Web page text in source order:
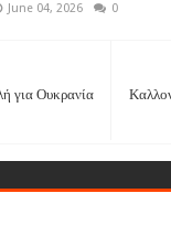
June 04, 2026 0
για Ουκρανία